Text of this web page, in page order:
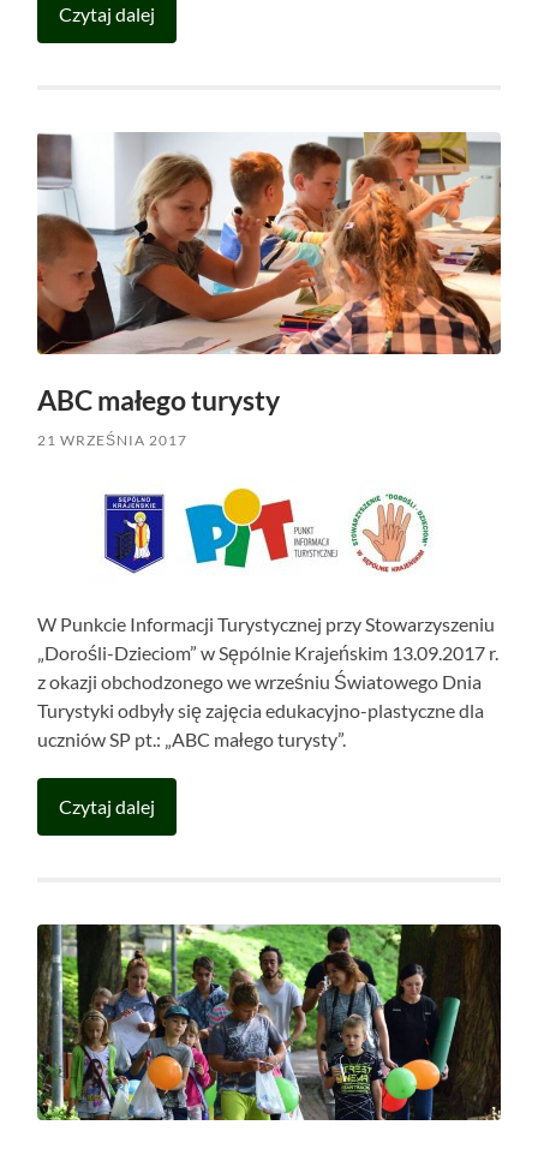
Czytaj dalej
ABC małego turysty
21 WRZEŚNIA 2017
W Punkcie Informacji Turystycznej przy Stowarzyszeniu
„Dorośli-Dzieciom” w Sępólnie Krajeńskim 13.09.2017 r.
z okazji obchodzonego we wrześniu Światowego Dnia
Turystyki odbyły się zajęcia edukacyjno-plastyczne dla
uczniów SP pt.: „ABC małego turysty”.
Czytaj dalej